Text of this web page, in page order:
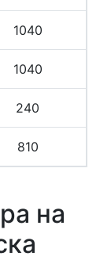
1040
1040
240
810
на